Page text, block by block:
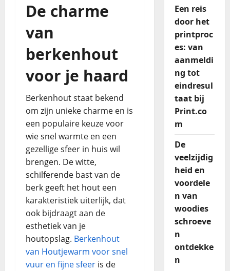
De charme
van
berkenhout
voor je haard
Berkenhout staat bekend
om zijn unieke charme en is
een populaire keuze voor
wie snel warmte en een
gezellige sfeer in huis wil
brengen. De witte,
schilferende bast van de
berk geeft het hout een
karakteristiek uiterlijk, dat
ook bijdraagt aan de
esthetiek van je
houtopslag. Berkenhout
van Houtjewarm voor snel
vuur en fijne sfeer is de
Een reis
door het
printproc
es: van
aanmeldi
ng tot
eindresul
taat bij
Print.co
m
De
veelzijdig
heid en
voordele
n van
woodies
schroeve
n
ontdekke
n